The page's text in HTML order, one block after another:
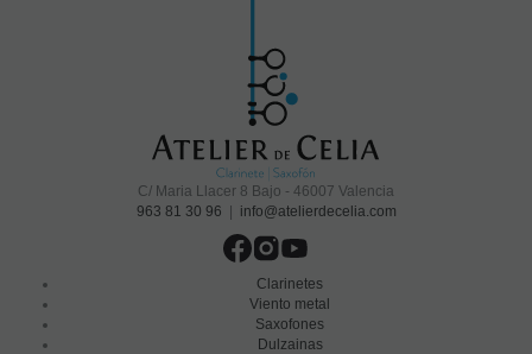
C/ Maria Llacer 8 Bajo - 46007 Valencia
963 81 30 96 | info@atelierdecelia.com
Clarinetes
Viento metal
Saxofones
Dulzainas